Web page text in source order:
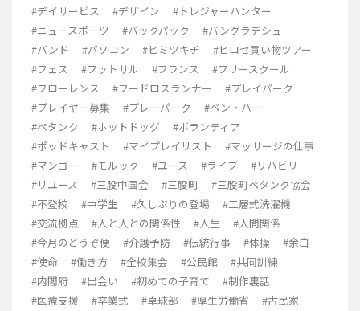
#デイサービス #デザイン
#トレジャーハンター
#ニュースポーツ
#バックパック
#バングラデシュ
#バンド
#パソコン #ヒミツキチ
#ヒロセ買い物ツアー
#フェス
#フットサル #フランス
#フリースクール
#フローレンス
#フードロスランナー
#プレイパーク
#プレイヤー募集
#プレーパーク
#ベン・ハー
#ペタンク
#ホットドッグ
#ボランティア
#ポッドキャスト
#マイプレイリスト
#マッサージの仕事
#マンゴー
#モルック #ユース #ライブ
#リハビリ
#リユース
#三股中国会 #三股町
#三股町ペタンク協会
#不登校
#中学生 #久しぶりの登場
#二層式洗濯機
#交流拠点
#人と人との関係性 #人生
#人間関係
#今月のどうぞ便
#介護予防 #伝統行事 #体操
#余白
#使命
#働き方 #全校集会 #公民館
#共同訓練
#内閣府
#出会い #初めての子育て
#制作裏話
#医療支援
#卒業式 #卓球部 #厚生労働省
#古民家